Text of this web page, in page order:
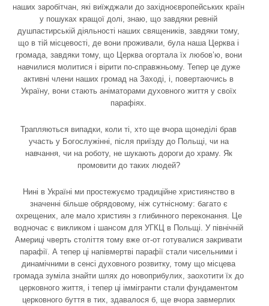
наших заробітчан, які виїжджали до західноєвропейських країн
у пошуках кращої долі, знаю, що завдяки ревній
душпастирській діяльності наших священиків, завдяки тому,
що в тій місцевості, де вони проживали, була наша Церква і
громада, завдяки тому, що Церква огортала їх любов’ю, вони
навчилися молитися і вірити по-справжньому. Тепер це дуже
активні члени наших громад на Заході, і, повертаючись в
Україну, вони стають аніматорами духовного життя у своїх
парафіях.
Трапляються випадки, коли ті, хто ще вчора щонеділі брав
участь у Богослужінні, після приїзду до Польщі, чи на
навчання, чи на роботу, не шукають дороги до храму. Як
промовити до таких людей?
Нині в Україні ми простежуємо традиційне християнство в
значенні більше обрядовому, ніж сутнісному: багато є
охрещених, але мало християн з глибинного переконання. Це
водночас є викликом і шансом для УГКЦ в Польщі. У північній
Америці чверть століття тому вже от-от готувалися закривати
парафії. А тепер ці напівмертві парафії стали чисельними і
динамічними в сенсі духовного розвитку, тому що місцева
громада зуміла знайти шлях до новоприбулих, заохотити їх до
церковного життя, і тепер ці іммігранти стали фундаментом
церковного буття в тих, здавалося б, ще вчора завмерлих